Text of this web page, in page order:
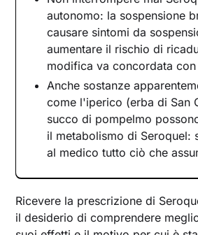
autonomo: la sospensione
causare sintomi da
aumentare il rischio di
modifica va concordata
Anche sostanze
come l'iperico (erba di San
succo di pompelmo
il metabolismo di Seroquel:
al medico tutto ciò che
Ricevere la prescrizione di
il desiderio di comprendere